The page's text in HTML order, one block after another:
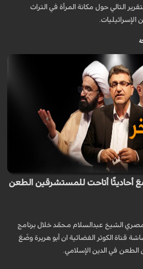
التالي حول مكانة المرأة في التراث
أحاديثًا أتاحت للمستشرقين الطعن
المصري الشيخ عبدالسلام محمّد خلال برنامج
قناة الكوثر الفضائية ان أبو هريرة وضَعَ
الطعن في الدين الإسلامي.